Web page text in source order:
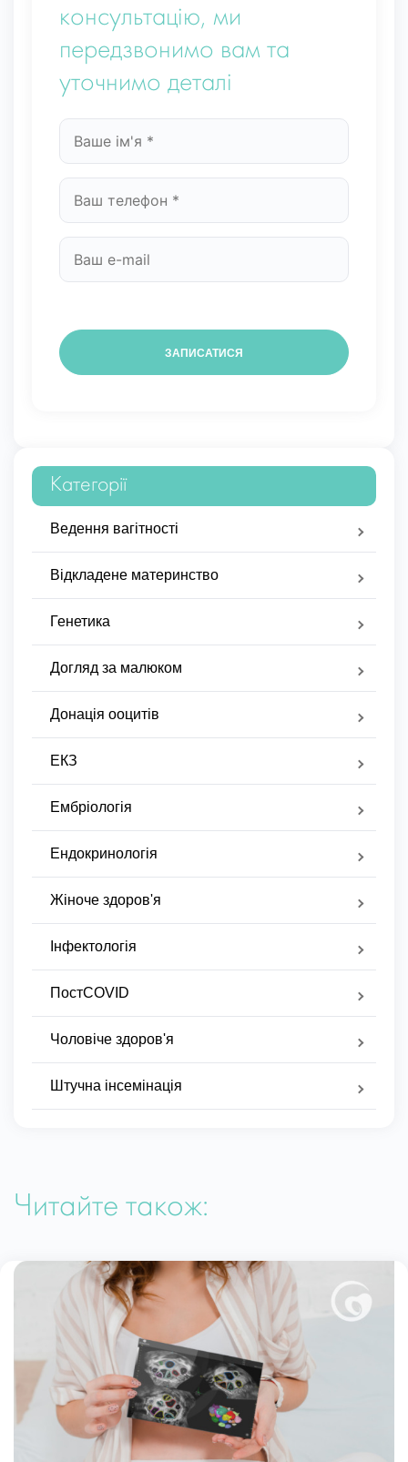
консультацію, ми
передзвонимо вам та
уточнимо деталі
Категорії
Ведення вагітності
Відкладене материнство
Генетика
Догляд за малюком
Донація ооцитів
ЕКЗ
Ембріологія
Ендокринологія
Жіноче здоров'я
Інфектологія
ПостCOVID
Чоловіче здоров'я
Штучна інсемінація
Читайте також: